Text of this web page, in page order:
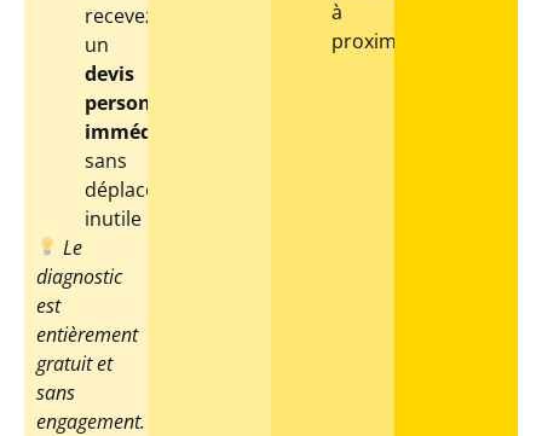
recevez
un
devis
personnalisé
immédiat
sans
déplacement
inutile
Le
diagnostic
est
entièrement
gratuit et
sans
engagement.
à
proximité